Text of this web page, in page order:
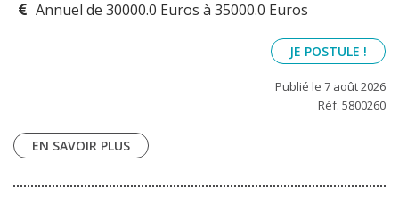
Annuel de 30000.0 Euros à 35000.0 Euros
JE POSTULE !
Publié le 7 août 2026
Réf. 5800260
EN SAVOIR PLUS